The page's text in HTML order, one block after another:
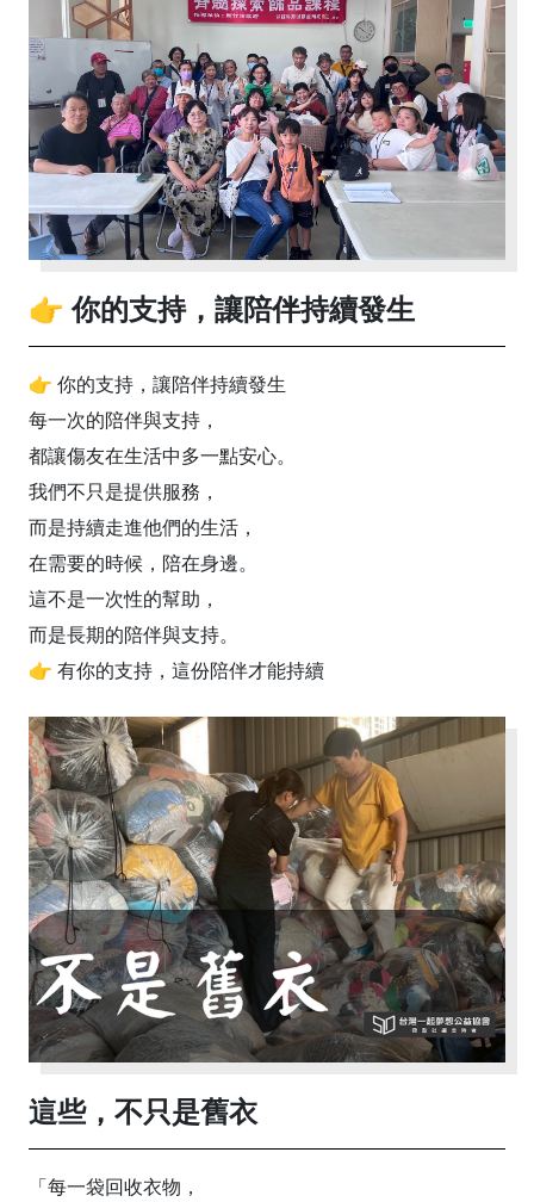
👉 你的支持，讓陪伴持續發生
👉 你的支持，讓陪伴持續發生
每一次的陪伴與支持，
都讓傷友在生活中多一點安心。
我們不只是提供服務，
而是持續走進他們的生活，
在需要的時候，陪在身邊。
這不是一次性的幫助，
而是長期的陪伴與支持。
👉 有你的支持，這份陪伴才能持續
這些，不只是舊衣
「每一袋回收衣物，